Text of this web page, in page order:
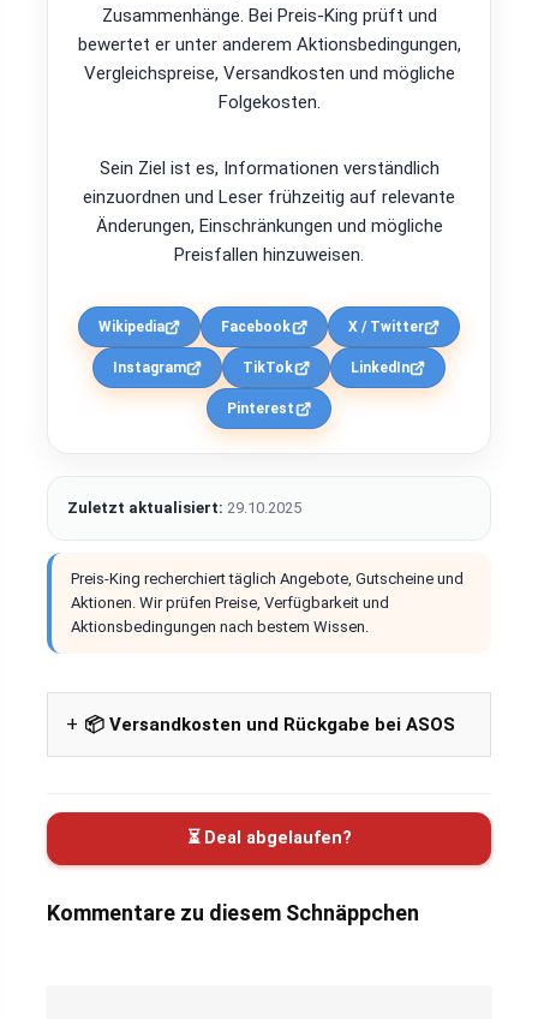
Zusammenhänge. Bei Preis-King prüft und
bewertet er unter anderem Aktionsbedingungen,
Vergleichspreise, Versandkosten und mögliche
Folgekosten.
Sein Ziel ist es, Informationen verständlich
einzuordnen und Leser frühzeitig auf relevante
Änderungen, Einschränkungen und mögliche
Preisfallen hinzuweisen.
Wikipedia Facebook X / Twitter
Instagram TikTok LinkedIn
Pinterest
Zuletzt aktualisiert: 29.10.2025
Preis-King recherchiert täglich Angebote, Gutscheine und
Aktionen. Wir prüfen Preise, Verfügbarkeit und
Aktionsbedingungen nach bestem Wissen.
📦 Versandkosten und Rückgabe bei ASOS
⏳ Deal abgelaufen?
Kommentare zu diesem Schnäppchen